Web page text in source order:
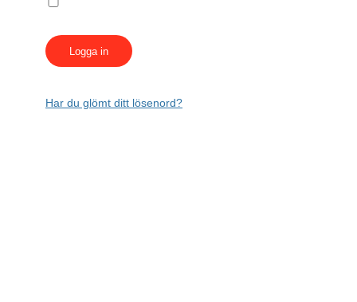
Har du glömt ditt lösenord?